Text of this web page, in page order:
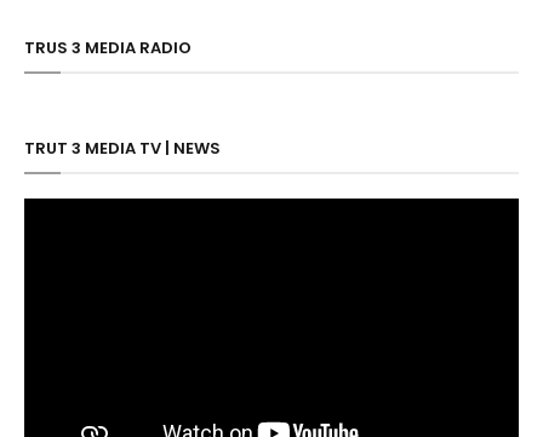
TRUS 3 MEDIA RADIO
TRUT 3 MEDIA TV | NEWS